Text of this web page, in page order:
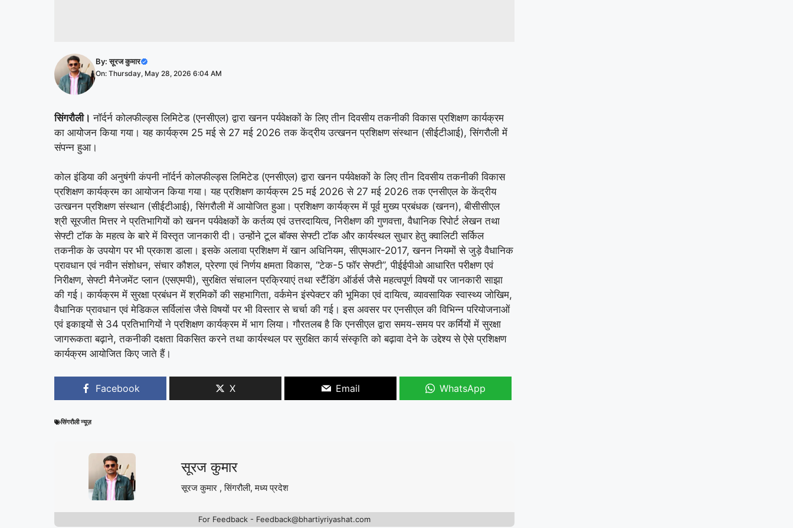
By:सूरज कुमार
On: Thursday, May 28, 2026 6:04 AM
सिंगरौली। नॉर्दर्न कोलफील्ड्स लिमिटेड (एनसीएल) द्वारा खनन पर्यवेक्षकों के लिए तीन दिवसीय तकनीकी विकास प्रशिक्षण कार्यक्रम
का आयोजन किया गया। यह कार्यक्रम 25 मई से 27 मई 2026 तक केंद्रीय उत्खनन प्रशिक्षण संस्थान (सीईटीआई), सिंगरौली में
संपन्न हुआ।
कोल इंडिया की अनुषंगी कंपनी नॉर्दर्न कोलफील्ड्स लिमिटेड (एनसीएल) द्वारा खनन पर्यवेक्षकों के लिए तीन दिवसीय तकनीकी विकास
प्रशिक्षण कार्यक्रम का आयोजन किया गया। यह प्रशिक्षण कार्यक्रम 25 मई 2026 से 27 मई 2026 तक एनसीएल के केंद्रीय
उत्खनन प्रशिक्षण संस्थान (सीईटीआई), सिंगरौली में आयोजित हुआ। प्रशिक्षण कार्यक्रम में पूर्व मुख्य प्रबंधक (खनन), बीसीसीएल
श्री सूरजीत मित्तर ने प्रतिभागियों को खनन पर्यवेक्षकों के कर्तव्य एवं उत्तरदायित्व, निरीक्षण की गुणवत्ता, वैधानिक रिपोर्ट लेखन तथा
सेफ्टी टॉक के महत्व के बारे में विस्तृत जानकारी दी। उन्होंने टूल बॉक्स सेफ्टी टॉक और कार्यस्थल सुधार हेतु क्वालिटी सर्किल
तकनीक के उपयोग पर भी प्रकाश डाला। इसके अलावा प्रशिक्षण में खान अधिनियम, सीएमआर-2017, खनन नियमों से जुड़े वैधानिक
प्रावधान एवं नवीन संशोधन, संचार कौशल, प्रेरणा एवं निर्णय क्षमता विकास, “टेक-5 फॉर सेफ्टी”, पीईईपीओ आधारित परीक्षण एवं
निरीक्षण, सेफ्टी मैनेजमेंट प्लान (एसएमपी), सुरक्षित संचालन प्रक्रियाएं तथा स्टैंडिंग ऑर्डर्स जैसे महत्वपूर्ण विषयों पर जानकारी साझा
की गई। कार्यक्रम में सुरक्षा प्रबंधन में श्रमिकों की सहभागिता, वर्कमेन इंस्पेक्टर की भूमिका एवं दायित्व, व्यावसायिक स्वास्थ्य जोखिम,
वैधानिक प्रावधान एवं मेडिकल सर्विलांस जैसे विषयों पर भी विस्तार से चर्चा की गई। इस अवसर पर एनसीएल की विभिन्न परियोजनाओं
एवं इकाइयों से 34 प्रतिभागियों ने प्रशिक्षण कार्यक्रम में भाग लिया। गौरतलब है कि एनसीएल द्वारा समय-समय पर कर्मियों में सुरक्षा
जागरूकता बढ़ाने, तकनीकी दक्षता विकसित करने तथा कार्यस्थल पर सुरक्षित कार्य संस्कृति को बढ़ावा देने के उद्देश्य से ऐसे प्रशिक्षण
कार्यक्रम आयोजित किए जाते हैं।
Facebook X Email WhatsApp
सिंगरौली न्यूज़
सूरज कुमार
सूरज कुमार , सिंगरौली, मध्य प्रदेश
For Feedback - Feedback@bhartiyriyashat.com